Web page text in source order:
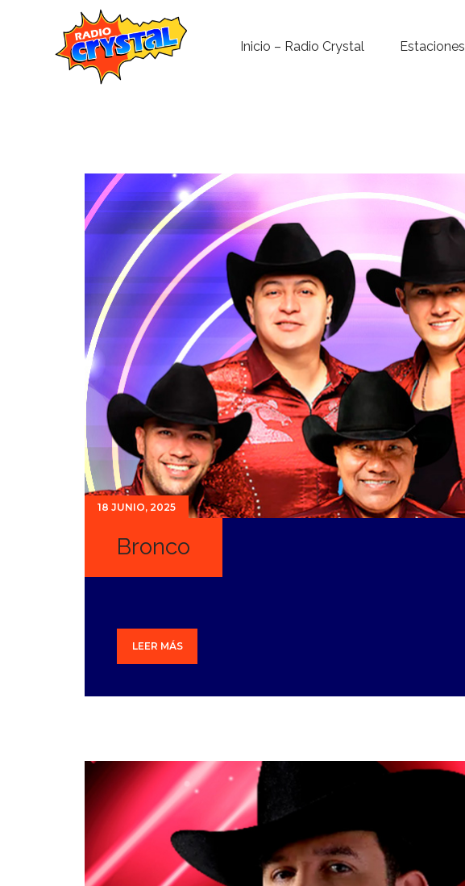
Inicio – Radio Crystal Estaciones
Noticias
Para ti
Contacto
18 JUNIO, 2025
Bronco
LEER MÁS